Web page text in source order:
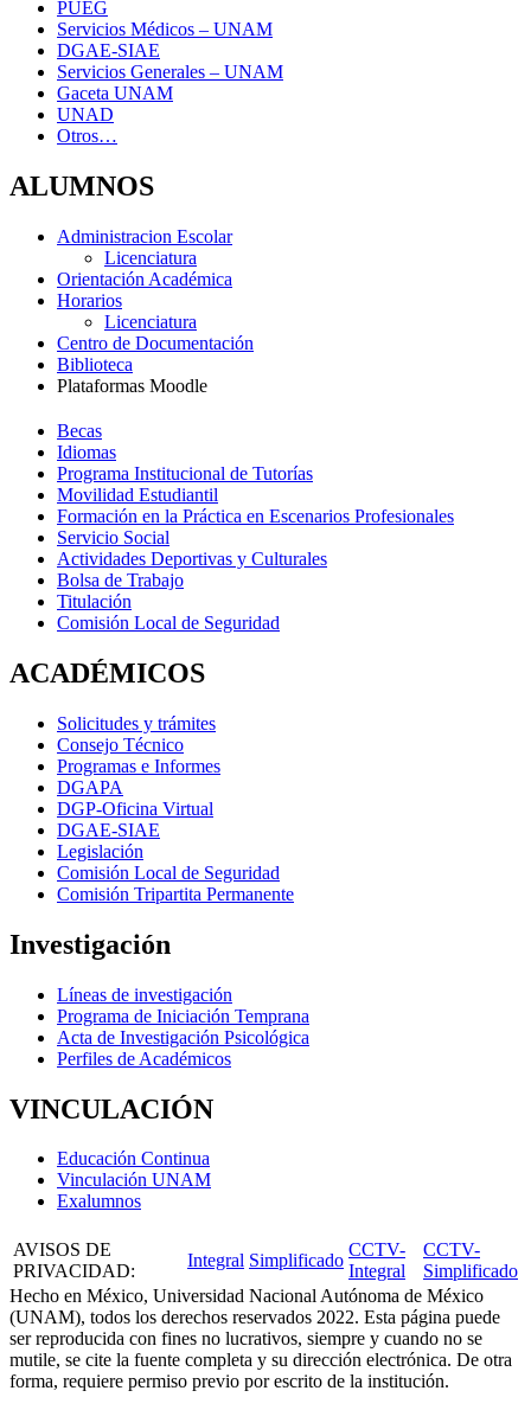
PUEG
Servicios Médicos – UNAM
DGAE-SIAE
Servicios Generales – UNAM
Gaceta UNAM
UNAD
Otros…
ALUMNOS
Administracion Escolar
Licenciatura
Orientación Académica
Horarios
Licenciatura
Centro de Documentación
Biblioteca
Plataformas Moodle
Becas
Idiomas
Programa Institucional de Tutorías
Movilidad Estudiantil
Formación en la Práctica en Escenarios Profesionales
Servicio Social
Actividades Deportivas y Culturales
Bolsa de Trabajo
Titulación
Comisión Local de Seguridad
ACADÉMICOS
Solicitudes y trámites
Consejo Técnico
Programas e Informes
DGAPA
DGP-Oficina Virtual
DGAE-SIAE
Legislación
Comisión Local de Seguridad
Comisión Tripartita Permanente
Investigación
Líneas de investigación
Programa de Iniciación Temprana
Acta de Investigación Psicológica
Perfiles de Académicos
VINCULACIÓN
Educación Continua
Vinculación UNAM
Exalumnos
AVISOS DE
PRIVACIDAD:
Integral Simplificado
CCTV-
Integral
CCTV-
Simplificado
Hecho en México, Universidad Nacional Autónoma de México
(UNAM), todos los derechos reservados 2022. Esta página puede
ser reproducida con fines no lucrativos, siempre y cuando no se
mutile, se cite la fuente completa y su dirección electrónica. De otra
forma, requiere permiso previo por escrito de la institución.